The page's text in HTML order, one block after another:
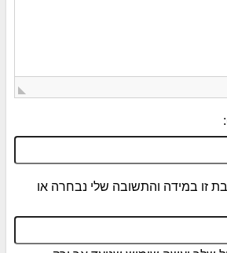
זו במידה והתשובה שלי נבחרה או